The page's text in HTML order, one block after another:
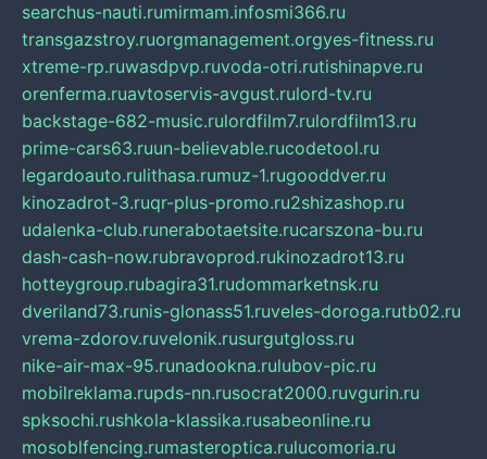
searchus-nauti.rumirmam.infosmi366.ru
transgazstroy.ruorgmanagement.orgyes-fitness.ru
xtreme-rp.ruwasdpvp.ruvoda-otri.rutishinapve.ru
orenferma.ruavtoservis-avgust.rulord-tv.ru
backstage-682-music.rulordfilm7.rulordfilm13.ru
prime-cars63.ruun-believable.rucodetool.ru
legardoauto.rulithasa.rumuz-1.rugooddver.ru
kinozadrot-3.ruqr-plus-promo.ru2shizashop.ru
udalenka-club.runerabotaetsite.rucarszona-bu.ru
dash-cash-now.rubravoprod.rukinozadrot13.ru
hotteygroup.rubagira31.rudommarketnsk.ru
dveriland73.runis-glonass51.ruveles-doroga.rutb02.ru
vrema-zdorov.ruvelonik.rusurgutgloss.ru
nike-air-max-95.runadookna.rulubov-pic.ru
mobilreklama.rupds-nn.rusocrat2000.ruvgurin.ru
spksochi.rushkola-klassika.rusabeonline.ru
mosoblfencing.rumasteroptica.rulucomoria.ru